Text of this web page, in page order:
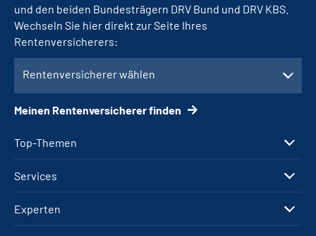
Top-Themen
Services
Experten
und den beiden Bundesträgern DRV Bund und DRV KBS.
Wechseln Sie hier direkt zur Seite Ihres
Rentenversicherers:
Rentenversicherer wählen
Meinen Rentenversicherer finden